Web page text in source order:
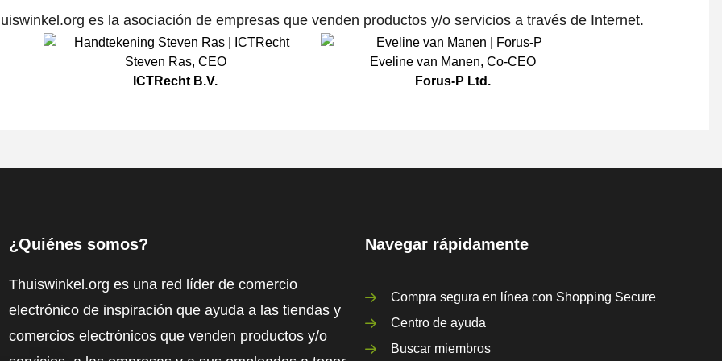
es la asociación de empresas que venden productos y/o servicios a través de Internet.
Steven Ras, CEO
ICTRecht B.V.
Eveline van Manen, Co-CEO
Forus-P Ltd.
¿Quiénes somos?
Thuiswinkel.org es una red líder de comercio
electrónico de inspiración que ayuda a las tiendas y
comercios electrónicos que venden productos y/o
Navegar rápidamente
Compra segura en línea con Shopping Secure
Centro de ayuda
Buscar miembros